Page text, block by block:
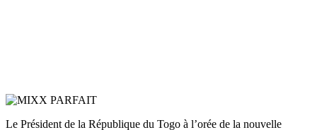
Le Président de la République du Togo à l’orée de la nouvelle